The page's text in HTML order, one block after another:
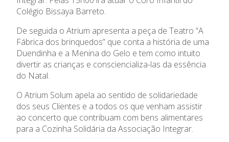
Regulamentos
Jornal “O Coreto”
Privacidade
Ano Letivo
Admissão
APEE
Notícias
Colégio Bissaya Barreto.
De seguida o Atrium apresenta a peça de Teatro “A
Fábrica dos brinquedos” que conta a história de uma
Duendinha e a Menina do Gelo e tem como intuito
divertir as crianças e consciencializa-las da essência
do Natal.
O Atrium Solum apela ao sentido de solidariedade
dos seus Clientes e a todos os que venham assistir
ao concerto que contribuam com bens alimentares
para a Cozinha Solidária da Associação Integrar.